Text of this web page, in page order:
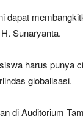
dapat
Sunaryanta.
harus punya
globalisasi.
di Auditorium